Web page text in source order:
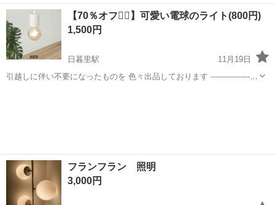
ッセージ or 電話をお願い致します。 ※メッセージやご連絡なしにご
来店された場合ご対応出来かねる場合があります。 ※お品物が傷等付
かないように...
東京 荒川区 三ノ輪駅 照明器具 店頭
【70％オフ🙇‍♀️】可愛い電球のライト(800円)
1,500円
日暮里駅
11月19日
引越しに伴い不要になったものを 色々出品しております -------------------
フランフラン 照明
3,000円